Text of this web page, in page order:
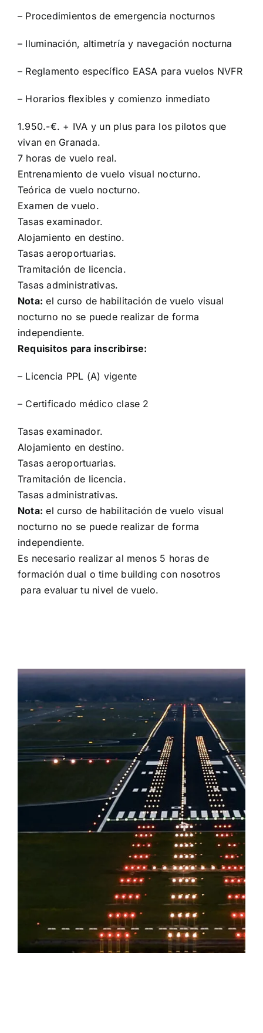
– Procedimientos de emergencia nocturnos
– Iluminación, altimetría y navegación nocturna
– Reglamento específico EASA para vuelos NVFR
– Horarios flexibles y comienzo inmediato
1.950.-€. + IVA y un plus para los pilotos que
vivan en Granada.
7 horas de vuelo real.
Entrenamiento de vuelo visual nocturno.
Teórica de vuelo nocturno.
Examen de vuelo.
Tasas examinador.
Alojamiento en destino.
Tasas aeroportuarias.
Tramitación de licencia.
Tasas administrativas.
Nota: el curso de habilitación de vuelo visual
nocturno no se puede realizar de forma
independiente.
Requisitos para inscribirse:
– Licencia PPL (A) vigente
– Certificado médico clase 2
Tasas examinador.
Alojamiento en destino.
Tasas aeroportuarias.
Tramitación de licencia.
Tasas administrativas.
Nota: el curso de habilitación de vuelo visual
nocturno no se puede realizar de forma
independiente.
Es necesario realizar al menos 5 horas de
formación dual o time building con nosotros
para evaluar tu nivel de vuelo.